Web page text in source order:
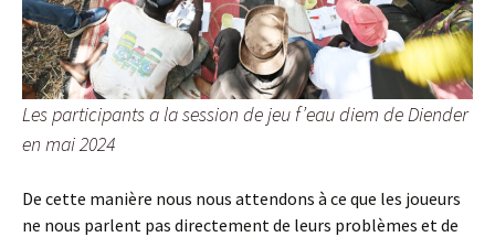
Les participants a la session de jeu f’eau diem de Diender
en mai 2024
De cette manière nous nous attendons à ce que les joueurs
ne nous parlent pas directement de leurs problèmes et de